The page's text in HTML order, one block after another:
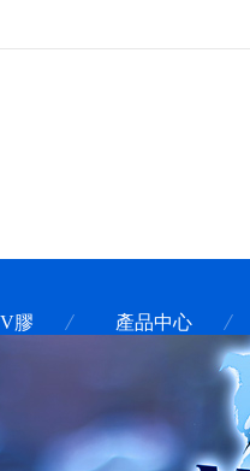
膠 產品中心